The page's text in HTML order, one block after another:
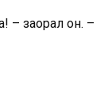
– заорал он. –